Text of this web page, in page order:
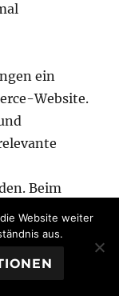
ein
Website.
Beim
fh-
mit
und
Website weiter
aus.